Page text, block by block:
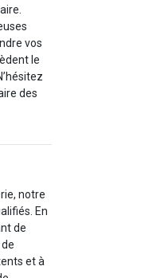
vos
le
des
notre
En
de
et à